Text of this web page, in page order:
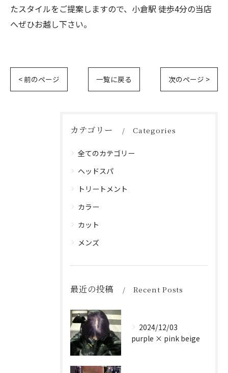
たスタイルをご提案しますので、小倉駅 徒歩4分の当店
へぜひお越し下さい。
< 前のページ 一覧に戻る 次のページ >
カテゴリー Categories
全てのカテゴリー
ヘッドスパ
トリートメント
カラー
カット
メンズ
最近の投稿 Recent Posts
2024/12/03
purple × pink beige